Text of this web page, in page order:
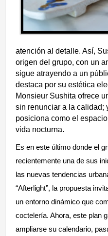
atención al detalle. Así,
origen del grupo, con un
sigue atrayendo a un
destaca por su estética
Monsieur Sushita ofrece
sin renunciar a la calidad;
posiciona como el
vida nocturna.
Es en este último donde el
recientemente una de sus
las nuevas tendencias
“Afterlight”, la propuesta
un entorno dinámico que
coctelería. Ahora, este plan
ampliarse su calendario,